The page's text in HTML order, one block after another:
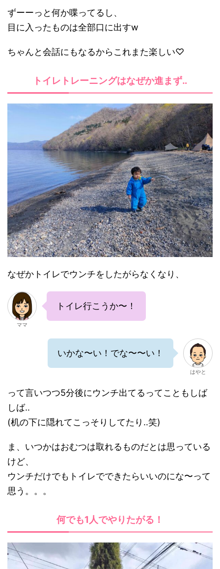
ずーーっと何か喋ってるし、
目に入ったものは全部口に出すw
ちゃんと会話にもなるからこれまた楽しい♡
トイレトレーニングはなぜか進まず‥
なぜかトイレでウンチをしたがらなくなり、
ママ
トイレ行こうか〜！
いかな〜い！でな〜〜い！
はやと
って言いつつ5分後にウンチ出てるってこともしば
しば‥
(机の下に隠れてこっそりしてたり‥笑)
ま、いつかはおむつは取れるものだとは思っている
けど、
ウンチだけでもトイレでできたらいいのにな〜って
思う。。。
何でも1人でやりたがる！